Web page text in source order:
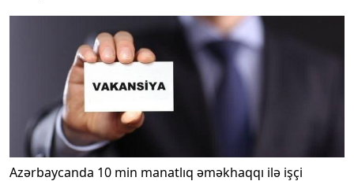
Azərbaycanda 10 min manatlıq əməkhaqqı ilə işçi